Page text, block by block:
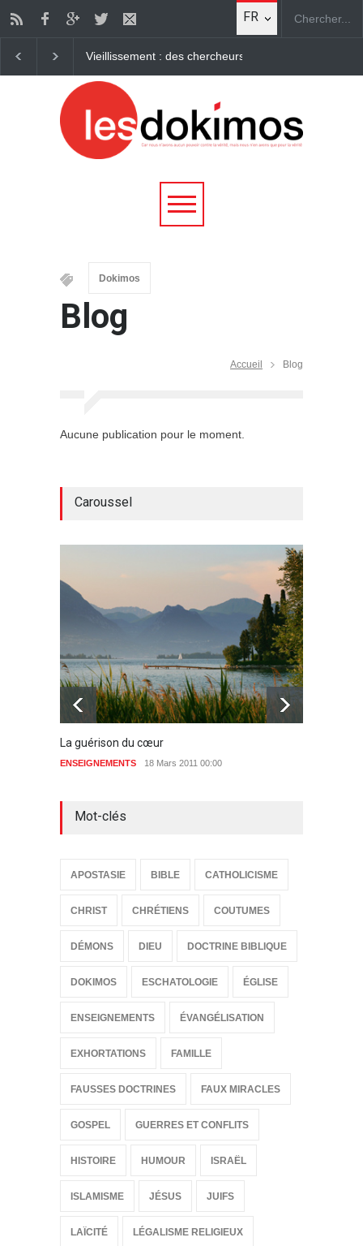
FR
Vieillissement : des chercheurs parviennent à
Dokimos
Blog
Accueil Blog
Aucune publication pour le moment.
Caroussel
La guérison du cœur
ENSEIGNEMENTS 18 Mars 2011 00:00
Mot-clés
APOSTASIE BIBLE CATHOLICISME
CHRIST CHRÉTIENS COUTUMES
DÉMONS DIEU DOCTRINE BIBLIQUE
DOKIMOS ESCHATOLOGIE ÉGLISE
ENSEIGNEMENTS ÉVANGÉLISATION
EXHORTATIONS FAMILLE
FAUSSES DOCTRINES FAUX MIRACLES
GOSPEL GUERRES ET CONFLITS
HISTOIRE HUMOUR ISRAËL
ISLAMISME JÉSUS JUIFS
LAÏCITÉ LÉGALISME RELIGIEUX